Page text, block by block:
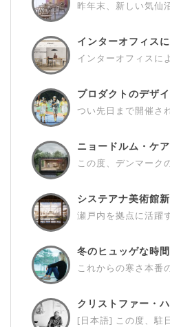
昨年末、新しい気仙
インターオフィス
インターオフィスに
プロダクトのデザ
つい先日まで開催さ
ニョードルム・ケ
この度、デンマーク
システアナ美術館
瀬戸内を拠点に活躍
冬のヒュッゲな時
これからの寒さ本番
クリストファー・
[日本語] この度、駐